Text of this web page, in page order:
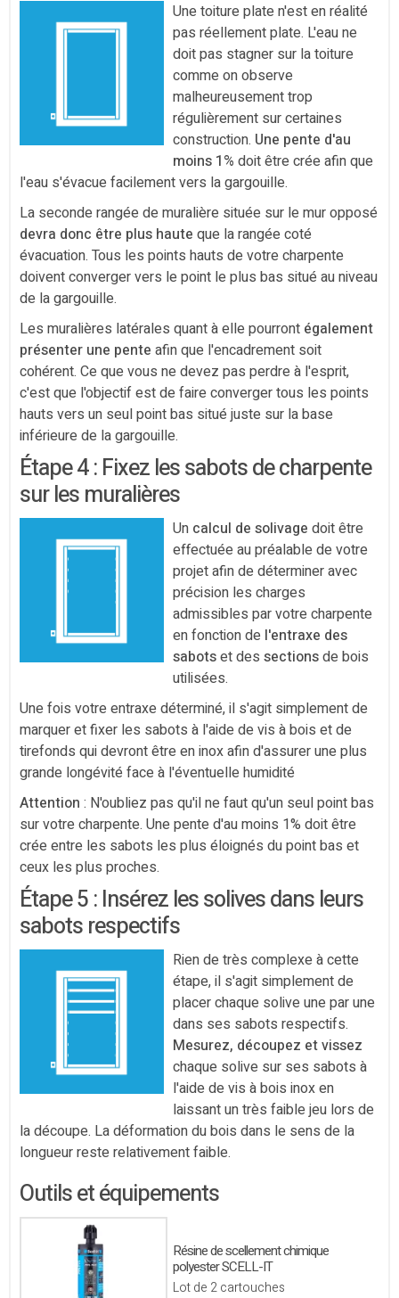
Une toiture plate n'est en réalité
pas réellement plate. L'eau ne
doit pas stagner sur la toiture
comme on observe
malheureusement trop
régulièrement sur certaines
construction. Une pente d'au
moins 1% doit être crée afin que
l'eau s'évacue facilement vers la gargouille.
La seconde rangée de muralière située sur le mur opposé
devra donc être plus haute que la rangée coté
évacuation. Tous les points hauts de votre charpente
doivent converger vers le point le plus bas situé au niveau
de la gargouille.
Les muralières latérales quant à elle pourront également
présenter une pente afin que l'encadrement soit
cohérent. Ce que vous ne devez pas perdre à l'esprit,
c'est que l'objectif est de faire converger tous les points
hauts vers un seul point bas situé juste sur la base
inférieure de la gargouille.
Étape 4 : Fixez les sabots de charpente
sur les muralières
Un calcul de solivage doit être
effectuée au préalable de votre
projet afin de déterminer avec
précision les charges
admissibles par votre charpente
en fonction de l'entraxe des
sabotset des sectionsde bois
utilisées.
Une fois votre entraxe déterminé, il s'agit simplement de
marquer et fixer les sabots à l'aide de vis à bois et de
tirefonds qui devront être en inox afin d'assurer une plus
grande longévité face à l'éventuelle humidité
Attention : N'oubliez pas qu'il ne faut qu'un seul point bas
sur votre charpente. Une pente d'au moins 1% doit être
crée entre les sabots les plus éloignés du point bas et
ceux les plus proches.
Étape 5 : Insérez les solives dans leurs
sabots respectifs
Rien de très complexe à cette
étape, il s'agit simplement de
placer chaque solive une par une
dans ses sabots respectifs.
Mesurez, découpez et vissez
chaque solive sur ses sabots à
l'aide de vis à bois inox en
laissant un très faible jeu lors de
la découpe. La déformation du bois dans le sens de la
longueur reste relativement faible.
Outils et équipements
Résine de scellement chimique
polyester SCELL-IT
Lot de 2 cartouches